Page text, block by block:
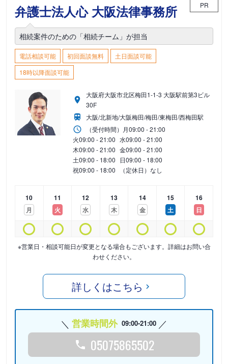
弁護士法人心 大阪法律事務所 PR
相続案件のための「相続チーム」が担当
電話相談可能 初回面談無料
土日面談可能
18時以降面談可能
大阪府大阪市北区梅田1-1-3 大阪駅前第3ビル
30F
大阪/北新地/大阪梅田/梅田/東梅田/西梅田駅
（受付時間） 月09:00 - 21:00
火09:00 - 21:00 水09:00 - 21:00
木09:00 - 21:00 金09:00 - 21:00
土09:00 - 18:00 日09:00 - 18:00
祝09:00 - 18:00 （定休日）なし
10
月
11
火
12
水
13
木
14
金
15
土
16
日
※営業日・相談可能日が変更となる場合もございます。詳細はお問い合
わせください。
詳しくはこちら
営業時間外 09:00-21:00
05075865502